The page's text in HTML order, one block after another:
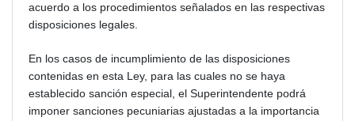
acuerdo a los procedimientos señalados en las respectivas
disposiciones legales.
En los casos de incumplimiento de las disposiciones
contenidas en esta Ley, para las cuales no se haya
establecido sanción especial, el Superintendente podrá
imponer sanciones pecuniarias ajustadas a la importancia